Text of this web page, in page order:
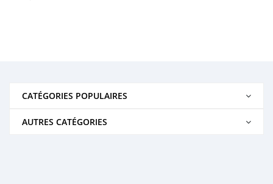
CATÉGORIES POPULAIRES
AUTRES CATÉGORIES